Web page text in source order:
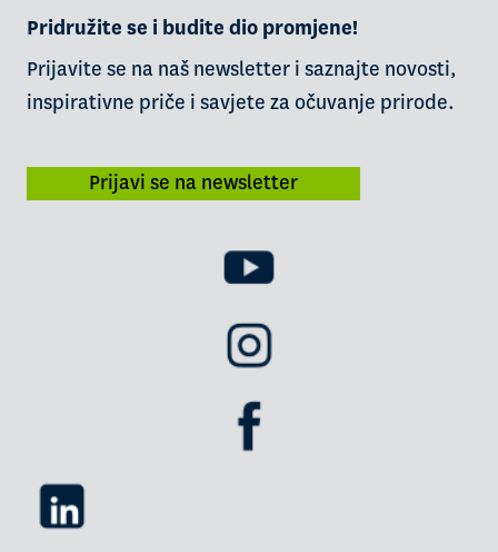
Pridružite se i budite dio promjene!
Prijavite se na naš newsletter i saznajte novosti,
inspirativne priče i savjete za očuvanje prirode.
Prijavi se na newsletter